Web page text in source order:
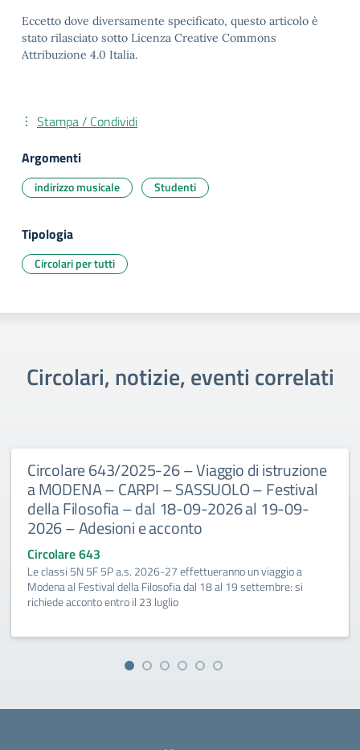
Eccetto dove diversamente specificato, questo articolo è
stato rilasciato sotto Licenza Creative Commons
Attribuzione 4.0 Italia.
Stampa / Condividi
Argomenti
indirizzo musicale Studenti
Tipologia
Circolari per tutti
Circolari, notizie, eventi correlati
Circolare 643/2025-26 – Viaggio di istruzione
a MODENA – CARPI – SASSUOLO – Festival
della Filosofia – dal 18-09-2026 al 19-09-
2026 – Adesioni e acconto
Circolare 643
Le classi 5N 5F 5P a.s. 2026-27 effettueranno un viaggio a
Modena al Festival della Filosofia dal 18 al 19 settembre: si
richiede acconto entro il 23 luglio